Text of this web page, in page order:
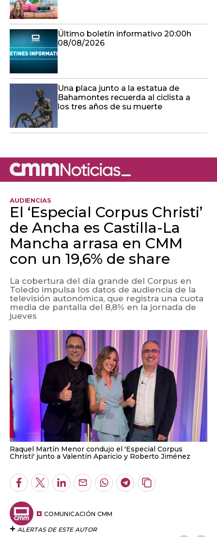
Último boletín informativo 20:00h
08/08/2026
Una placa junto a la estatua de
Bahamontes recuerda al ciclista a
los tres años de su muerte
AUDIENCIAS
El ‘Especial Corpus Christi’
de Ancha es Castilla-La
Mancha arrasa en CMM
con un 19,6% de share
La cobertura del día grande del Corpus en
Toledo impulsa los datos de audiencia de la
televisión autonómica, que registra una cuota
media de pantalla del 8,8% en la jornada de
jueves
Raquel Martín Menor condujo el 'Especial Corpus
Christi' junto a Valentín Aparicio y Roberto Jiménez
Facebook
TwitterLinkedInEnviarWhatsapp
Telegram
Copiar
COMUNICACIÓN CMM
ALERTAS DE ESTE AUTOR